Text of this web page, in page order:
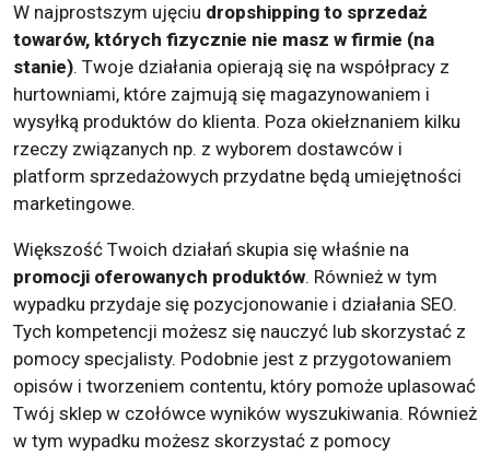
W najprostszym ujęciu dropshipping to sprzedaż
towarów, których fizycznie nie masz w firmie (na
stanie). Twoje działania opierają się na współpracy z
hurtowniami, które zajmują się magazynowaniem i
wysyłką produktów do klienta. Poza okiełznaniem kilku
rzeczy związanych np. z wyborem dostawców i
platform sprzedażowych przydatne będą umiejętności
marketingowe.
Większość Twoich działań skupia się właśnie na
promocji oferowanych produktów. Również w tym
wypadku przydaje się pozycjonowanie i działania SEO.
Tych kompetencji możesz się nauczyć lub skorzystać z
pomocy specjalisty. Podobnie jest z przygotowaniem
opisów i tworzeniem contentu, który pomoże uplasować
Twój sklep w czołówce wyników wyszukiwania. Również
w tym wypadku możesz skorzystać z pomocy